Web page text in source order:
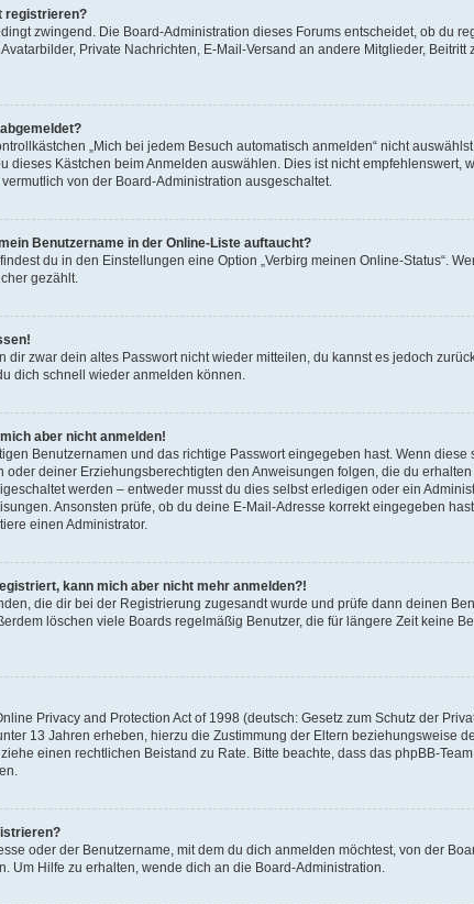
registrieren?
zwingend. Die Board-Administration dieses Forums entscheidet, ob du
Private Nachrichten, E-Mail-Versand an andere Mitglieder,
„Mich bei jedem Besuch automatisch anmelden“ nicht
dieses Kästchen beim Anmelden auswählen. Dies ist nicht
von der Board-Administration ausgeschaltet.
Benutzername in der Online-Liste auftaucht?
du in den Einstellungen eine Option „Verbirg meinen Online-Status“.
gezählt.
dir zwar dein altes Passwort nicht wieder mitteilen, du kannst es jedoch
dich schnell wieder anmelden können.
aber nicht anmelden!
Benutzernamen und das richtige Passwort eingegeben hast. Wenn
oder deiner Erziehungsberechtigten den Anweisungen folgen, die du
werden – entweder musst du dies selbst erledigen oder ein
Ansonsten prüfe, ob du deine E-Mail-Adresse korrekt eingegeben
einen Administrator.
kann mich aber nicht mehr anmelden?!
die dir bei der Registrierung zugesandt wurde und prüfe dann deinen
löschen viele Boards regelmäßig Benutzer, die für längere Zeit keine
Privacy and Protection Act of 1998 (deutsch: Gesetz zum Schutz der
13 Jahren erheben, hierzu die Zustimmung der Eltern beziehungsweise
einen rechtlichen Beistand zu Rate. Bitte beachte, dass das phpBB-
oder der Benutzername, mit dem du dich anmelden möchtest, von der
Um Hilfe zu erhalten, wende dich an die Board-Administration.